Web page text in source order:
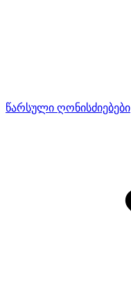
წარსული ღონისძიებები